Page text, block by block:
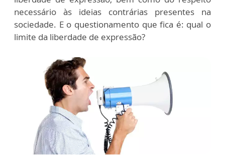
necessário às ideias contrárias presentes na
sociedade. E o questionamento que fica é: qual o
limite da liberdade de expressão?